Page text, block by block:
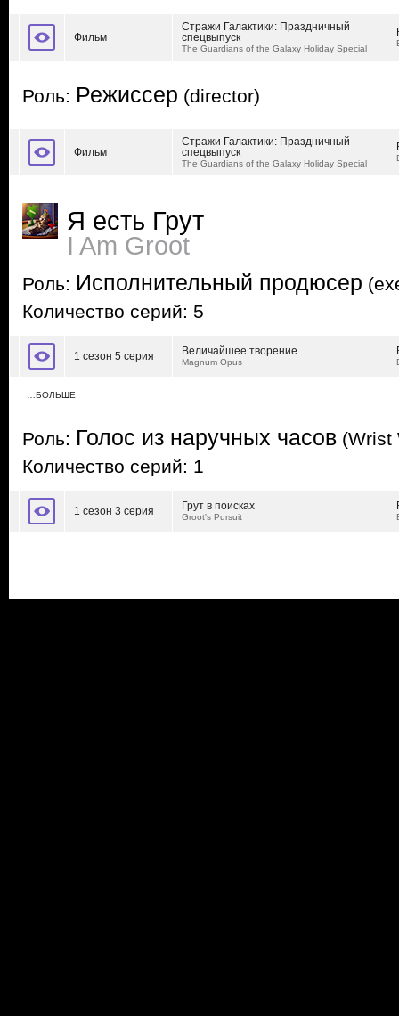
Фильм
Стражи Галактики: Праздничный
спецвыпуск
The Guardians of the Galaxy Holiday Special
Роль: Режиссер (director)
Фильм
Стражи Галактики: Праздничный
спецвыпуск
The Guardians of the Galaxy Holiday Special
Я есть Грут
I Am Groot
Роль: Исполнительный продюсер
Количество серий: 5
1 сезон 5 серия Величайшее творение
Magnum Opus
…БОЛЬШЕ
Роль: Голос из наручных часов (Wrist
Количество серий: 1
1 сезон 3 серия Грут в поисках
Groot's Pursuit